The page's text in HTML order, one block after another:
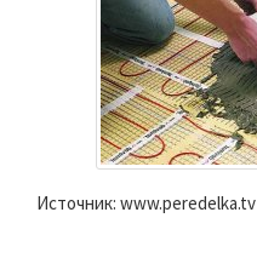
Источник: www.peredelka.tv